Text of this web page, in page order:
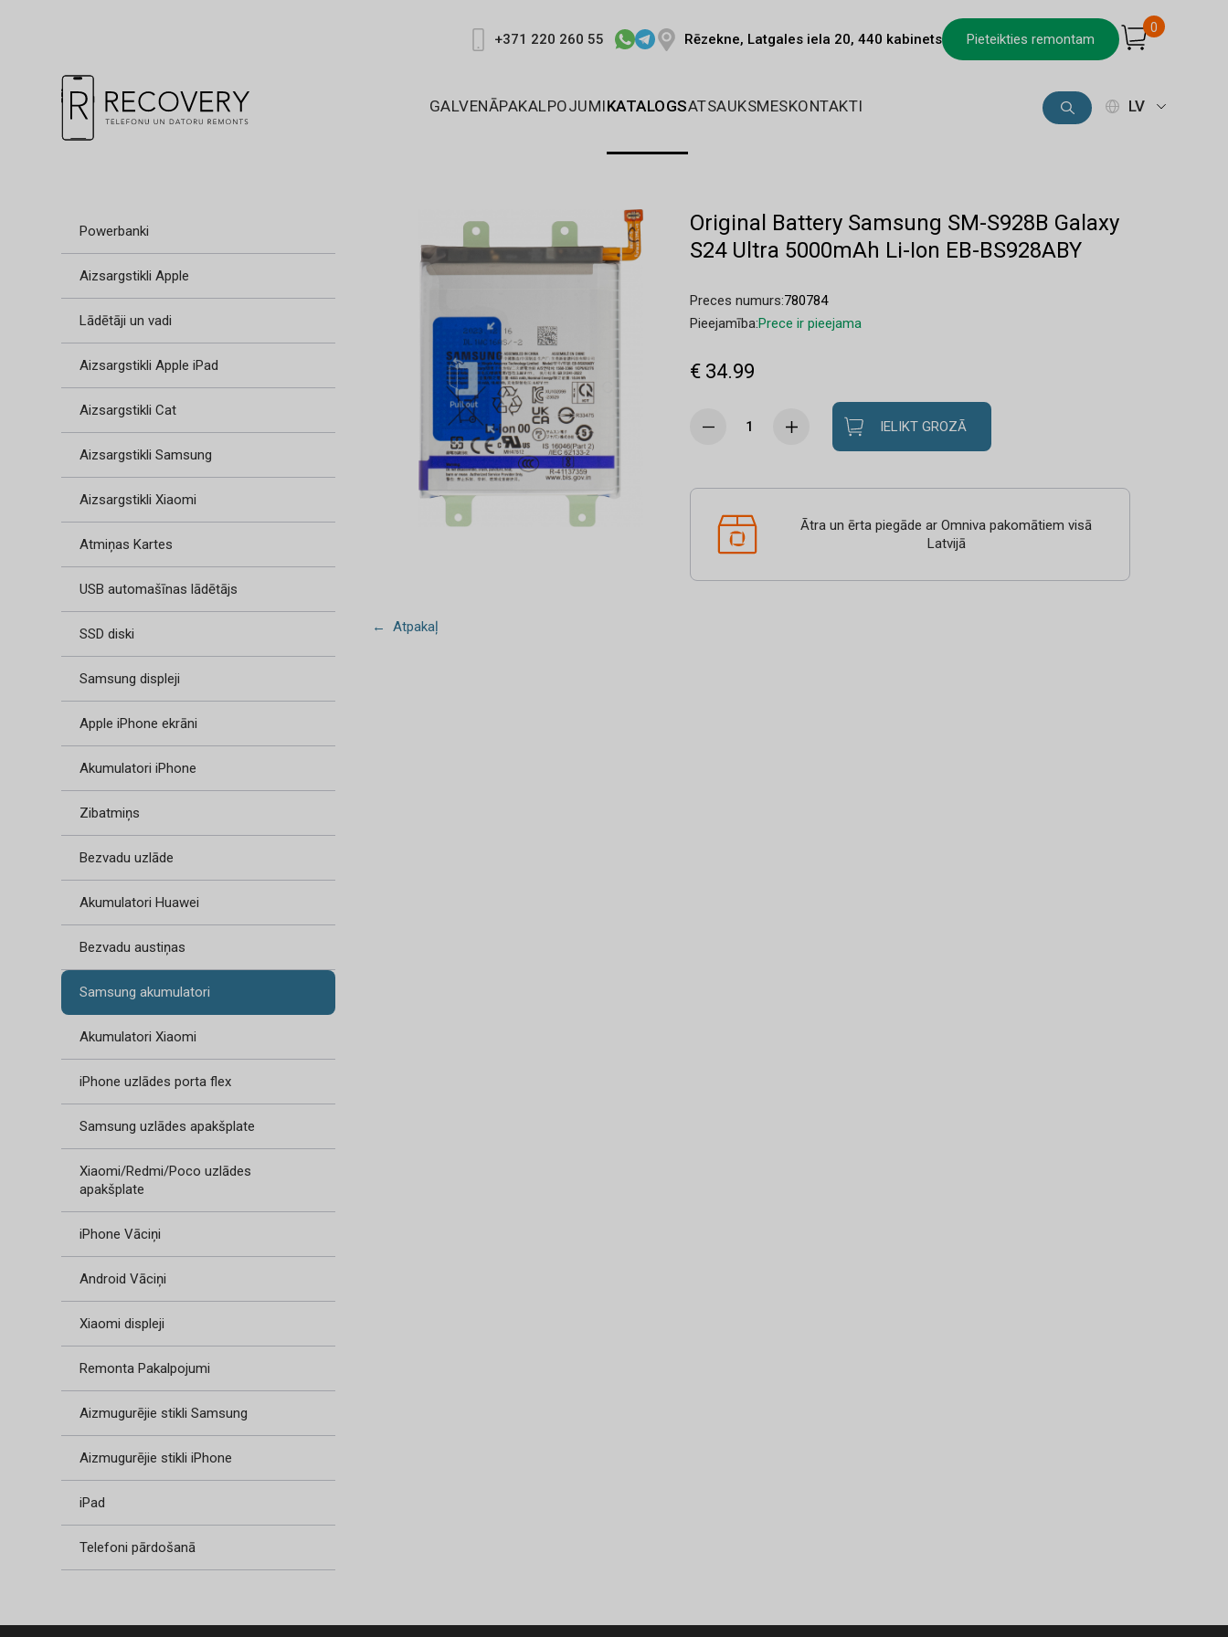
+371 220 260 55 Rēzekne, Latgales iela 20, 440 kabinets Pieteikties remontam
0
GALVENĀPAKALPOJUMIKATALOGSATSAUKSMESKONTAKTI LV
Powerbanki
Aizsargstikli Apple
Lādētāji un vadi
Aizsargstikli Apple iPad
Aizsargstikli Cat
Aizsargstikli Samsung
Aizsargstikli Xiaomi
Atmiņas Kartes
USB automašīnas lādētājs
SSD diski
Samsung displeji
Apple iPhone ekrāni
Akumulatori iPhone
Zibatmiņs
Bezvadu uzlāde
Akumulatori Huawei
Bezvadu austiņas
Samsung akumulatori
Akumulatori Xiaomi
iPhone uzlādes porta flex
Samsung uzlādes apakšplate
Xiaomi/Redmi/Poco uzlādes
apakšplate
iPhone Vāciņi
Android Vāciņi
Xiaomi displeji
Remonta Pakalpojumi
Aizmugurējie stikli Samsung
Aizmugurējie stikli iPhone
iPad
Telefoni pārdošanā
Original Battery Samsung SM-S928B Galaxy
S24 Ultra 5000mAh Li-Ion EB-BS928ABY
Preces numurs:780784
Pieejamība:Prece ir pieejama
€ 34.99
IELIKT GROZĀ
Ātra un ērta piegāde ar Omniva pakomātiem visā
Latvijā
← Atpakaļ